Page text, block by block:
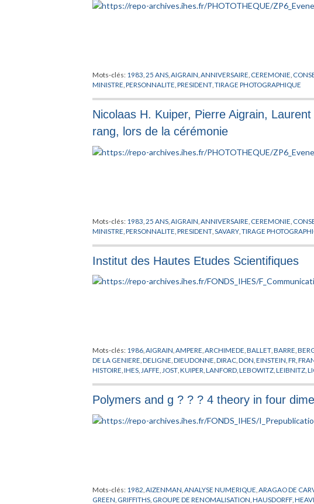
Mots-clés: 1983 25 ANS ,AIGRAIN ,ANNIVERSAIRE CEREMONIE
MINISTRE ,PERSONNALITE ,PRESIDENT ,TIRAGE PHOTOGRAPHIQUE
Nicolaas H. Kuiper, Pierre Aigrain,
rang, lors de la cérémonie
Mots-clés: 1983 25 ANS AIGRAIN ANNIVERSAIRE CEREMONIE
MINISTRE ,PERSONNALITE ,PRESIDENT SAVARY ,TIRAGE
Institut des Hautes Etudes Scientifiques
Mots-clés: 1986 ,AIGRAIN ,AMPERE ,ARCHIMEDE ,BALLET ,BARRE ,
DE LA GENIERE ,DELIGNE ,DIEUDONNE ,DIRAC ,DON ,EINSTEIN ,FR ,
HISTOIRE ,IHES JAFFE JOST ,KUIPER ,LANFORD ,LEBOWITZ ,LEIBNITZ ,
Polymers and g ? ? ? 4 theory in four
Mots-clés: 1982 ,AIZENMAN ,ANALYSE NUMERIQUE ,ARAGAO DE
GREEN GRIFFITHS GROUPE DE RENOMALISATION ,HAUSDORFF ,